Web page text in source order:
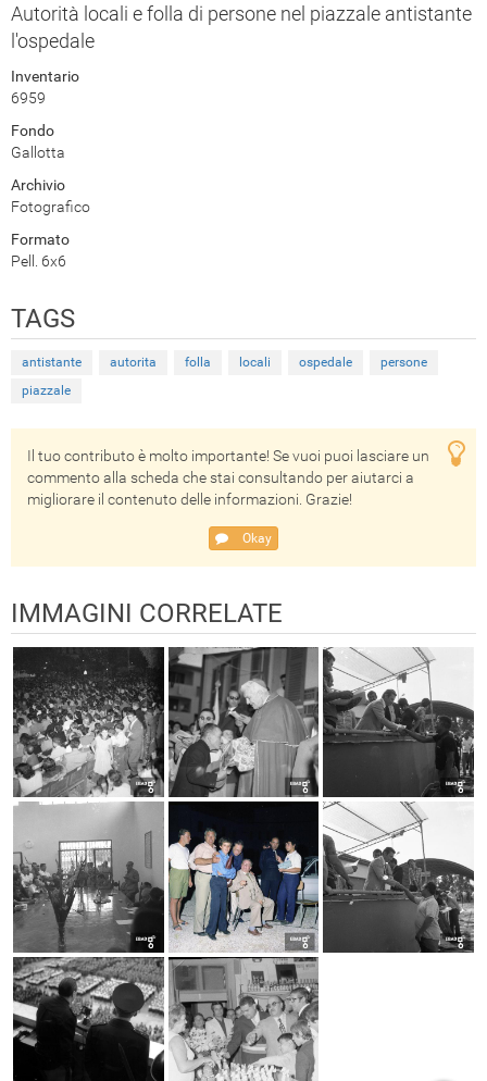
Autorità locali e folla di persone nel piazzale antistante
l'ospedale
Inventario
6959
Fondo
Gallotta
Archivio
Fotografico
Formato
Pell. 6x6
TAGS
antistante autorita folla locali ospedale
persone
piazzale
Il tuo contributo è molto importante! Se vuoi puoi lasciare un
commento alla scheda che stai consultando per aiutarci a
migliorare il contenuto delle informazioni. Grazie!
Okay
IMMAGINI CORRELATE